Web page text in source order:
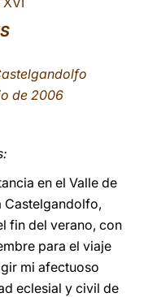
de 2006
en el Valle de
Castelgandolfo,
fin del verano, con
para el viaje
mi afectuoso
eclesial y civil de